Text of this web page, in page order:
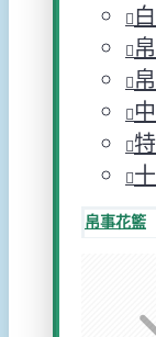
帛事花籃